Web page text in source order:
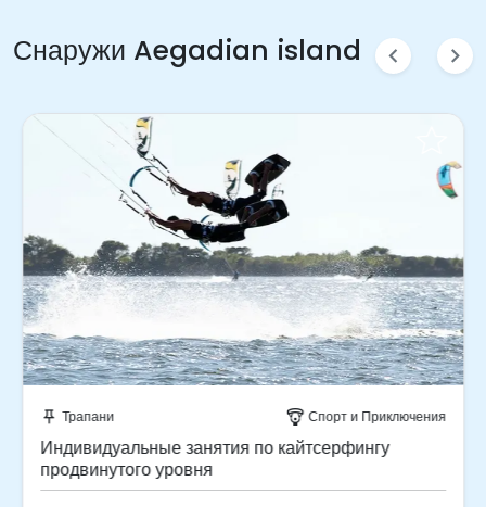
Снаружи Aegadian island chevron_left chevron_right
push_pin Трапани paragliding Спорт и Приключения
Индивидуальные занятия по кайтсерфингу
продвинутого уровня